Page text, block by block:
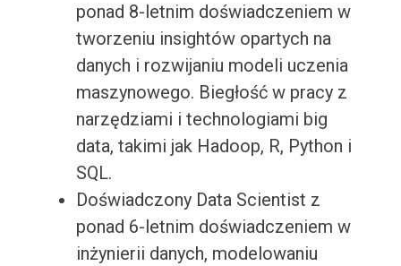
ponad 8-letnim doświadczeniem w
tworzeniu insightów opartych na
danych i rozwijaniu modeli uczenia
maszynowego. Biegłość w pracy z
narzędziami i technologiami big
data, takimi jak Hadoop, R, Python i
SQL.
Doświadczony Data Scientist z
ponad 6-letnim doświadczeniem w
inżynierii danych, modelowaniu